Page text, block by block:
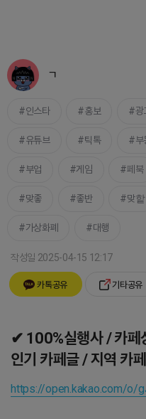
ㄱ
인스타 홍보 광
유튜브 틱톡 부
부업 게임 페북
맞좋 좋반 맞핱
가상화폐 대행
작성일 2025-04-15 12:17
카톡공유 기타공유
✔ 100%실행사 / 카페
인기 카페글 / 지역 카
https://open.kakao.com/o/